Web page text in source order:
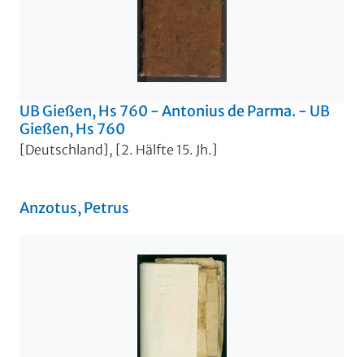
UB Gießen, Hs 760 - Antonius de Parma. - UB
Gießen, Hs 760
[Deutschland], [2. Hälfte 15. Jh.]
Anzotus, Petrus